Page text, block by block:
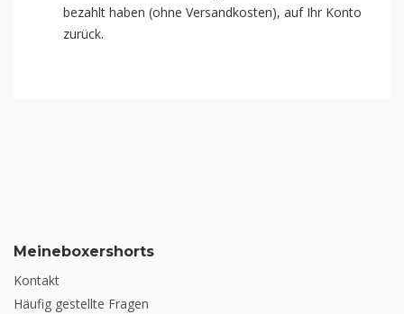
bezahlt haben (ohne Versandkosten), auf Ihr Konto
zurück.
Meineboxershorts
Kontakt
Häufig gestellte Fragen